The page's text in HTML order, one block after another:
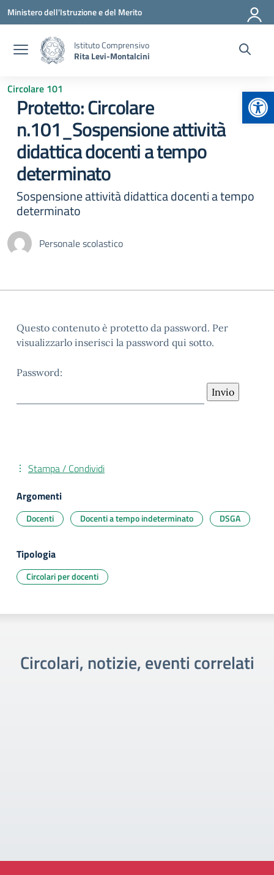
Vai ai contenuti
Vai al menu di navigazione
Vai al footer
Ministero dell'Istruzione e del Merito
Istituto Comprensivo
Rita Levi-Montalcini
Circolare 101
Protetto: Circolare
n.101_Sospensione attività
didattica docenti a tempo
determinato
Sospensione attività didattica docenti a tempo
determinato
Personale scolastico
Questo contenuto è protetto da password. Per
visualizzarlo inserisci la password qui sotto.
Password:
Stampa / Condividi
Argomenti
Docenti Docenti a tempo indeterminato DSGA
Tipologia
Circolari per docenti
Circolari, notizie, eventi correlati